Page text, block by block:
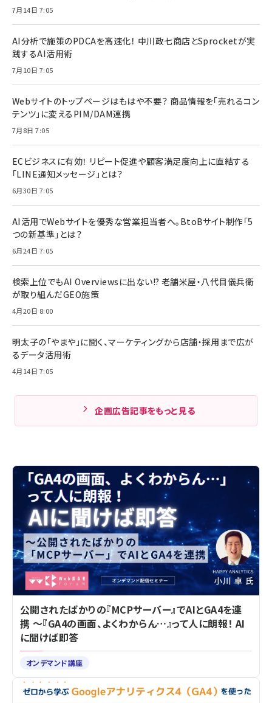
7月14日 7:05
AI分析で施策のPDCAを高速化！ 中川政七商店とSprocketが実
践するAI活用術
7月10日 7:05
Webサイトのトップページはもはや不要？ 商品情報を「売れるコン
テンツ」に変えるPIM/DAM連携
7月8日 7:05
ECビジネスに有効！ リピート促進や顧客満足度向上に直結する
「LINE通知メッセージ」とは？
6月30日 7:05
AI活用でWebサイトを優秀な営業担当者へ。BtoBサイト制作「5
つの新基準」とは？
6月24日 7:05
検索上位でもAI Overviewsに出ない!? 老舗米屋・八代目儀兵衛
が取り組んだGEO施策
4月20日 8:00
明太子の「やまや」に聞く、マーケティングから店舗・採用まで広が
るデータ活用術
4月14日 7:05
企画広告記事をもっと見る
公開されたばかりの『MCPサーバー』でAIとGA4を連
携 ～『GA4の画面、よくわからん…』って人に朗報！ AI
に聞けば即答
オンデマンド講座